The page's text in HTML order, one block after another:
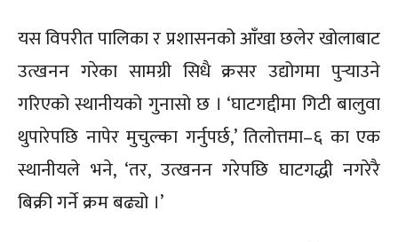
यस विपरीत पालिका र प्रशासनको आँखा छलेर खोलाबाट
उत्खनन गरेका सामग्री सिधै क्रसर उद्योगमा पुर्‍याउने
गरिएको स्थानीयको गुनासो छ । ‘घाटगद्दीमा गिटी बालुवा
थुपारेपछि नापेर मुचुल्का गर्नुपर्छ,’ तिलोत्तमा–६ का एक
स्थानीयले भने, ‘तर, उत्खनन गरेपछि घाटगद्धी नगरेरै
बिक्री गर्ने क्रम बढ्यो ।’